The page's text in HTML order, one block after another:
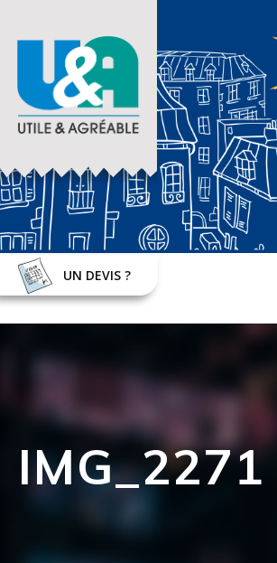
UN DEVIS ?
IMG_2271